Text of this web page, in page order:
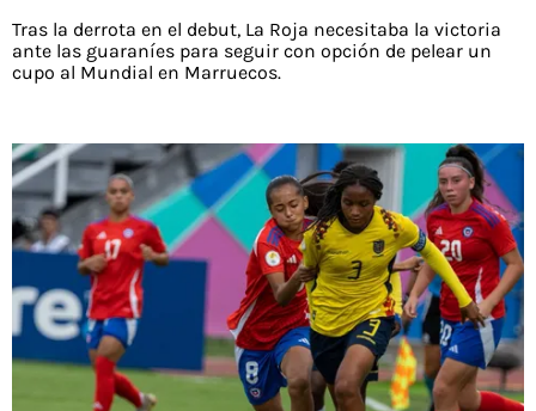
Tras la derrota en el debut, La Roja necesitaba la victoria
ante las guaraníes para seguir con opción de pelear un
cupo al Mundial en Marruecos.